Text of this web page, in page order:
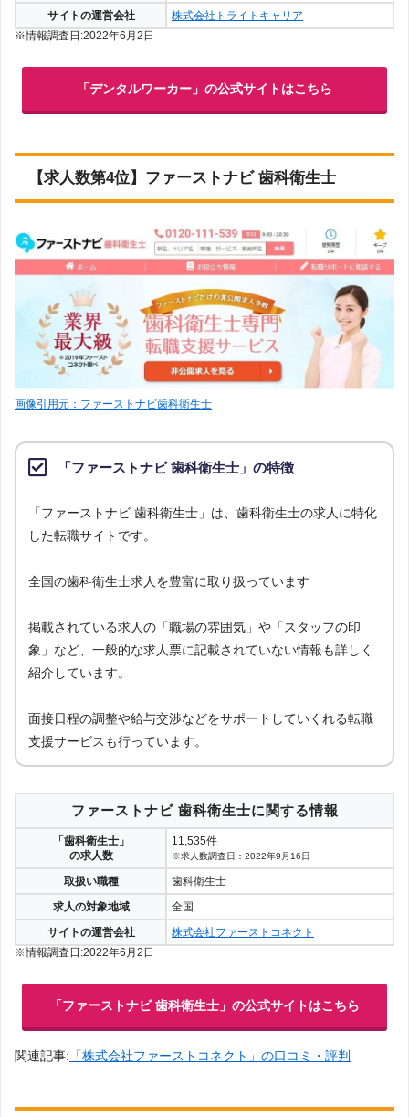
サイトの運営会社
株式会社トライトキャリア
※情報調査日:2022年6月2日
「デンタルワーカー」の公式サイトはこちら
【求人数第4位】ファーストナビ 歯科衛生士
画像引用元：ファーストナビ歯科衛生士
「ファーストナビ 歯科衛生士」の特徴
「ファーストナビ 歯科衛生士」は、歯科衛生士の求人に特化
した転職サイトです。
全国の歯科衛生士求人を豊富に取り扱っています
掲載されている求人の「職場の雰囲気」や「スタッフの印
象」など、一般的な求人票に記載されていない情報も詳しく
紹介しています。
面接日程の調整や給与交渉などをサポートしていくれる転職
支援サービスも行っています。
ファーストナビ 歯科衛生士に関する情報
「歯科衛生士」
の求人数
11,535件
※求人数調査日：2022年9月16日
取扱い職種
歯科衛生士
求人の対象地域
全国
サイトの運営会社
株式会社ファーストコネクト
※情報調査日:2022年6月2日
「ファーストナビ 歯科衛生士」の公式サイトはこちら
関連記事: 「株式会社ファーストコネクト」の口コミ・評判